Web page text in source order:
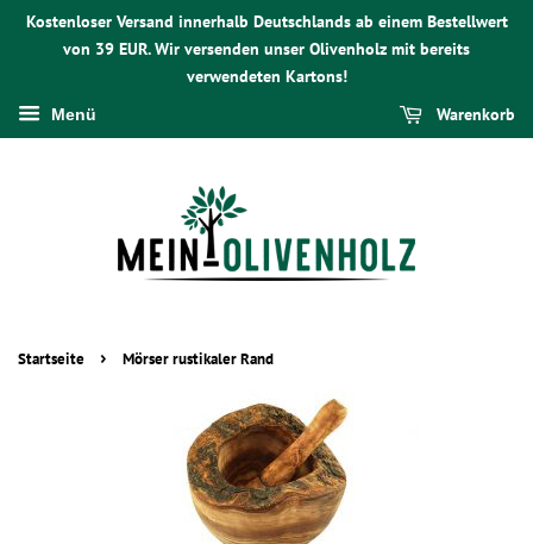
Kostenloser Versand innerhalb Deutschlands ab einem Bestellwert
von 39 EUR. Wir versenden unser Olivenholz mit bereits
verwendeten Kartons!
Menü Warenkorb
Startseite › Mörser rustikaler Rand